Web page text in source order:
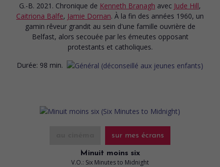
G.-B. 2021. Chronique de Kenneth Branagh avec Jude Hill,
Caitriona Balfe, Jamie Dornan. À la fin des années 1960, un
gamin rêveur grandit au sein d'une famille ouvrière de
Belfast, alors secouée par les émeutes opposant
protestants et catholiques.
Durée: 98 min.
sur mes écrans
Minuit moins six
V.O.: Six Minutes to Midnight